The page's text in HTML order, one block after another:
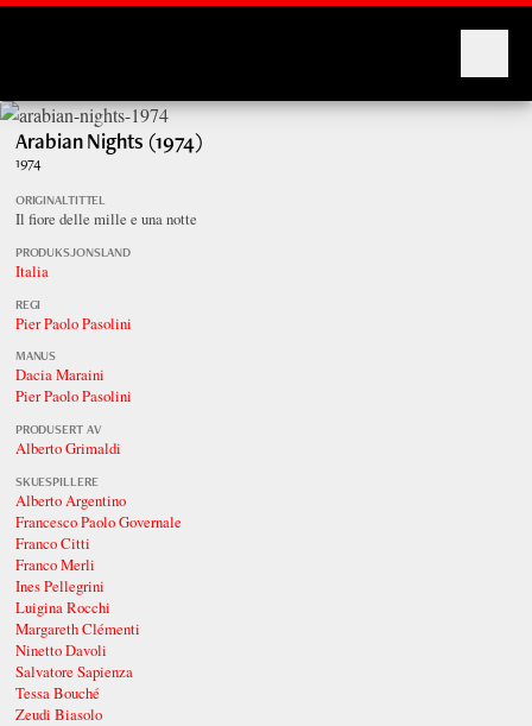
Arabian Nights (1974)
1974
ORIGINALTITTEL
Il fiore delle mille e una notte
PRODUKSJONSLAND
Italia
REGI
Pier Paolo Pasolini
MANUS
Dacia Maraini
Pier Paolo Pasolini
PRODUSERT AV
Alberto Grimaldi
SKUESPILLERE
Alberto Argentino
Francesco Paolo Governale
Franco Citti
Franco Merli
Ines Pellegrini
Luigina Rocchi
Margareth Clémenti
Ninetto Davoli
Salvatore Sapienza
Tessa Bouché
Zeudi Biasolo